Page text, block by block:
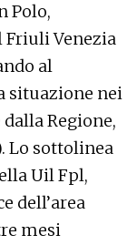
Polo,
Venezia
al
situazione nei
Regione,
Lo sottolinea
Uil Fpl,
dell’area
mesi